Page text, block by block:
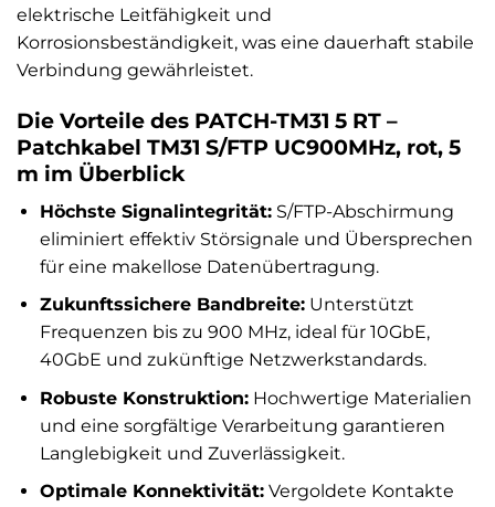
elektrische Leitfähigkeit und
Korrosionsbeständigkeit, was eine dauerhaft stabile
Verbindung gewährleistet.
Die Vorteile des PATCH-TM31 5 RT –
Patchkabel TM31 S/FTP UC900MHz, rot, 5
m im Überblick
Höchste Signalintegrität:S/FTP-Abschirmung
eliminiert effektiv Störsignale und Übersprechen
für eine makellose Datenübertragung.
Zukunftssichere Bandbreite:Unterstützt
Frequenzen bis zu 900 MHz, ideal für 10GbE,
40GbE und zukünftige Netzwerkstandards.
Robuste Konstruktion:Hochwertige Materialien
und eine sorgfältige Verarbeitung garantieren
Langlebigkeit und Zuverlässigkeit.
Optimale Konnektivität:Vergoldete Kontakte